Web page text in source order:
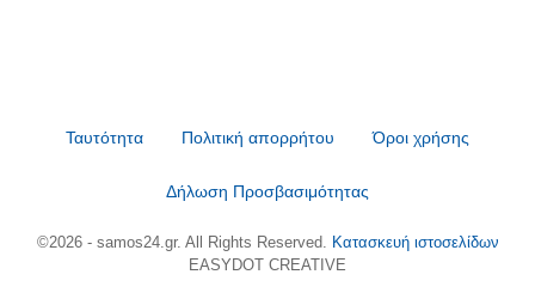
Ταυτότητα Πολιτική απορρήτου Όροι χρήσης
Δήλωση Προσβασιμότητας
©2026 - samos24.gr. All Rights Reserved. Κατασκευή ιστοσελίδων
EASYDOT CREATIVE